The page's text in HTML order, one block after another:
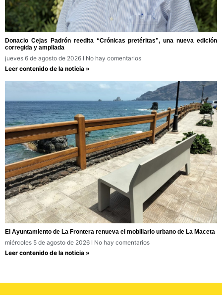
Donacio Cejas Padrón reedita “Crónicas pretéritas”, una nueva edición
corregida y ampliada
jueves 6 de agosto de 2026
No hay comentarios
Leer contenido de la noticia »
El Ayuntamiento de La Frontera renueva el mobiliario urbano de La Maceta
miércoles 5 de agosto de 2026
No hay comentarios
Leer contenido de la noticia »